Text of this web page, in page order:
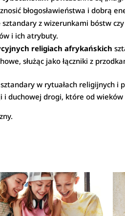
błogosławieństwa i dobrą
sztandary z wizerunkami bóstw
i ich atrybuty.
religiach afrykańskich
służąc jako łączniki z
w rytuałach religijnych i
i duchowej drogi, które od